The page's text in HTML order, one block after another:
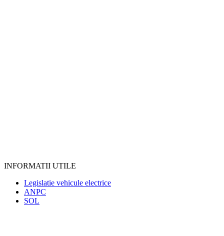
INFORMATII UTILE
Legislatie vehicule electrice
ANPC
SOL